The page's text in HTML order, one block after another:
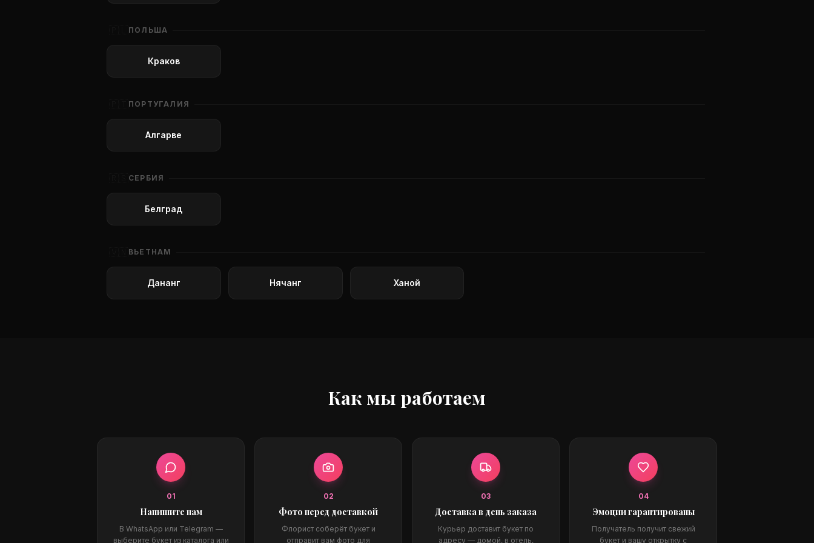
ПОЛЬША
Краков
ПОРТУГАЛИЯ
Алгарве
СЕРБИЯ
Белград
ВЬЕТНАМ
Дананг Нячанг Ханой
Как мы работаем
01
Напишите нам
В WhatsApp или Telegram —
выберите букет из каталога или
02
Фото перед доставкой
Флорист соберёт букет и
отправит вам фото для
03
Доставка в день заказа
Курьер доставит букет по
адресу — домой, в отель,
04
Эмоции гарантированы
Получатель получит свежий
букет и вашу открытку с